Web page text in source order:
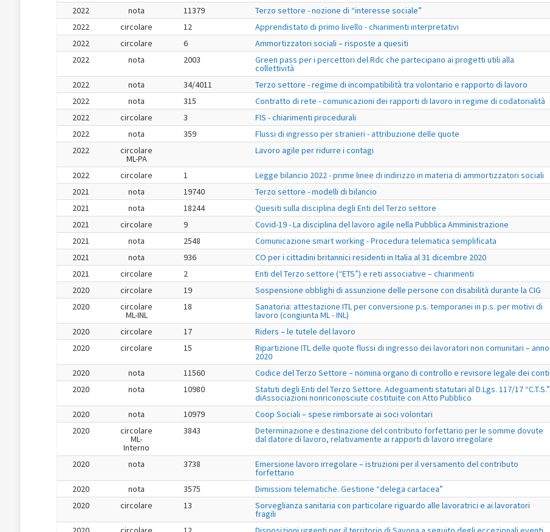
2022
nota 11379
Terzo settore - nozione di “interesse sociale”
2022
circolare 12
Apprendistato di primo livello - chiarimenti interpretativi
2022
circolare 6
Ammortizzatori sociali – risposte a quesiti
2022
nota 2003 Green pass per i percettori del Rdc che partecipano ai progetti utili alla
collettività
2022
nota 34/4011
Terzo settore - regime di incompatibilità tra volontario e rapporto di lavoro
2022
nota 315
Contratto di rete - comunicazioni dei rapporti di lavoro in regime di codatorialità
2022
circolare 3
FIS - chiarimenti procedurali
2022
nota 359
Flussi di ingresso per stranieri - attribuzione delle quote
2022
circolare
ML-PA
Lavoro agile per ridurre i contagi
2022 circolare 1
Legge bilancio 2022 - prime linee di indirizzo in materia di ammortizzatori sociali
2021
nota 19740
Terzo settore - modelli di bilancio
2021
nota 18244
Quesiti sulla disciplina degli Enti del Terzo settore
2021
circolare 9
Covid-19 - La disciplina del lavoro agile nella Pubblica Amministrazione
2021
nota 2548
Comunicazione smart working - Procedura telematica semplificata
2021
nota 936
CO per i cittadini britannici residenti in Italia al 31 dicembre 2020
2021
circolare 2
Enti del Terzo settore (“ETS”) e reti associative – chiarimenti
2020
circolare 19
Sospensione obblighi di assunzione delle persone con disabilità durante la CIG
2020
circolare
ML-INL
18 Sanatoria: attestazione ITL per conversione p.s. temporanei in p.s. per motivi di
lavoro (congiunta ML - INL)
2020
circolare 17
Riders – le tutele del lavoro
2020
circolare 15 Ripartizione ITL delle quote flussi di ingresso dei lavoratori non comunitari – anno
2020
2020
nota 11560
Codice del Terzo Settore – nomina organo di controllo e revisore legale dei conti
2020
nota 10980 Statuti degli Enti del Terzo Settore. Adeguamenti statutari al D.Lgs. 117/17 “C.T.S.”
diAssociazioni nonriconosciute costituite con Atto Pubblico
2020
nota 10979
Coop Sociali – spese rimborsate ai soci volontari
2020
circolare
ML-
Interno
3843 Determinazione e destinazione del contributo forfettario per le somme dovute
dal datore di lavoro, relativamente ai rapporti di lavoro irregolare
2020 nota 3738 Emersione lavoro irregolare – istruzioni per il versamento del contributo
forfettario
2020
nota 3575
Dimissioni telematiche. Gestione “delega cartacea”
2020
circolare 13 Sorveglianza sanitaria con particolare riguardo alle lavoratrici e ai lavoratori
fragili